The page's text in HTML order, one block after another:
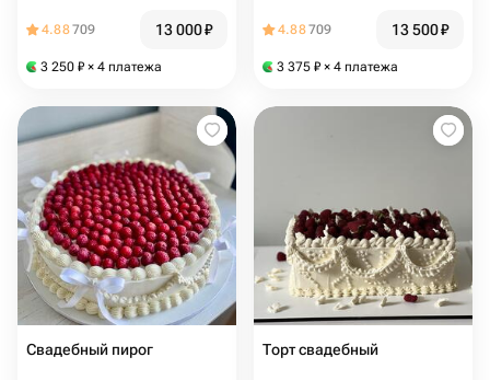
4.88709 13 000₽
3 250 ₽ × 4 платежа
4.88709 13 500₽
3 375 ₽ × 4 платежа
Свадебный пирог Торт свадебный